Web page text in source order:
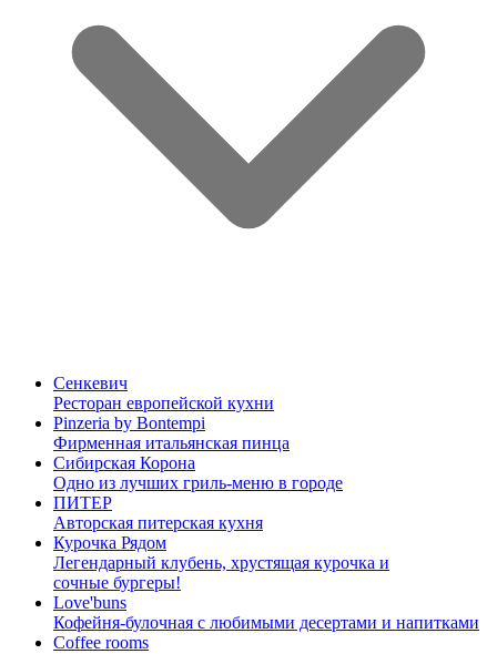
Сенкевич
Ресторан европейской кухни
Pinzeria by Bontempi
Фирменная итальянская пинца
Сибирская Корона
Одно из лучших гриль-меню в городе
ПИТЕР
Авторская питерская кухня
Курочка Рядом
Легендарный клубень, хрустящая курочка и
сочные бургеры!
Love'buns
Кофейня-булочная с любимыми десертами и напитками
Coffee rooms